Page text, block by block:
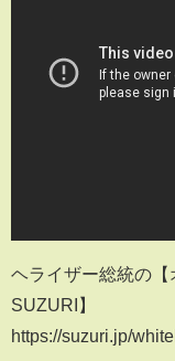
ヘライザー総統の
SUZURI】
https://suzuri.jp/